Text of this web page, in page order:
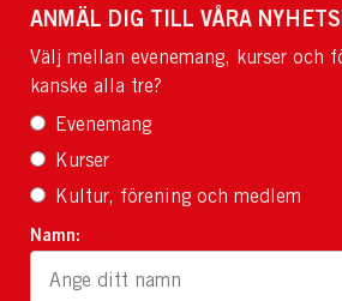
ANMÄL DIG TILL VÅRA
Välj mellan evenemang, kurser och
kanske alla tre?
Evenemang
Kurser
Kultur, förening och medlem
Namn: